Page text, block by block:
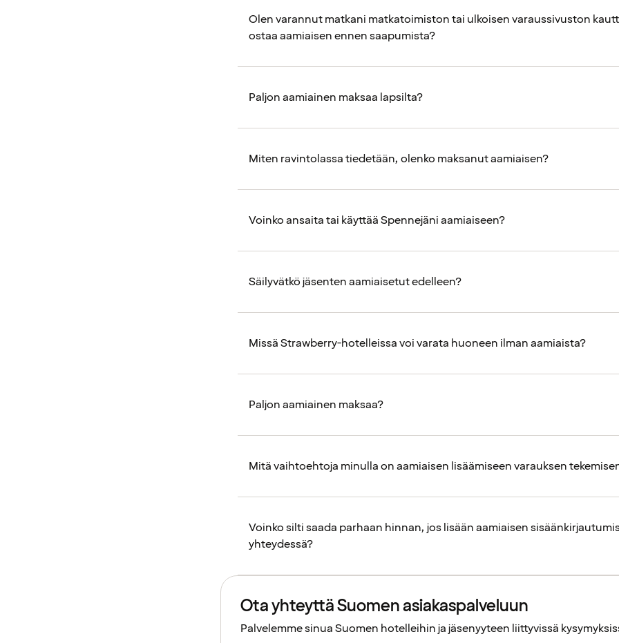
Olen varannut matkani matkatoimiston tai ulkoisen varaussivuston
ostaa aamiaisen ennen saapumista?
Paljon aamiainen maksaa lapsilta?
Miten ravintolassa tiedetään, olenko maksanut aamiaisen?
Voinko ansaita tai käyttää Spennejäni aamiaiseen?
Säilyvätkö jäsenten aamiaisetut edelleen?
Missä Strawberry-hotelleissa voi varata huoneen ilman aamiaista?
Paljon aamiainen maksaa?
Mitä vaihtoehtoja minulla on aamiaisen lisäämiseen varauksen
Voinko silti saada parhaan hinnan, jos lisään aamiaisen
yhteydessä?
Ota yhteyttä Suomen asiakaspalveluun
Palvelemme sinua Suomen hotelleihin ja jäsenyyteen liittyvissä